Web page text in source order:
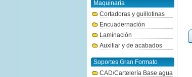
Maquinaria
Cortadoras y guillotinas
Encuadernación
Laminación
Auxiliar y de acabados
Soportes Gran Formato
CAD/Cartelería Base agua